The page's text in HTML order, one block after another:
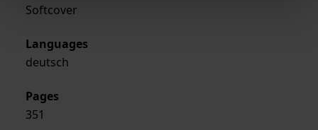
Softcover
Languages
deutsch
Pages
351